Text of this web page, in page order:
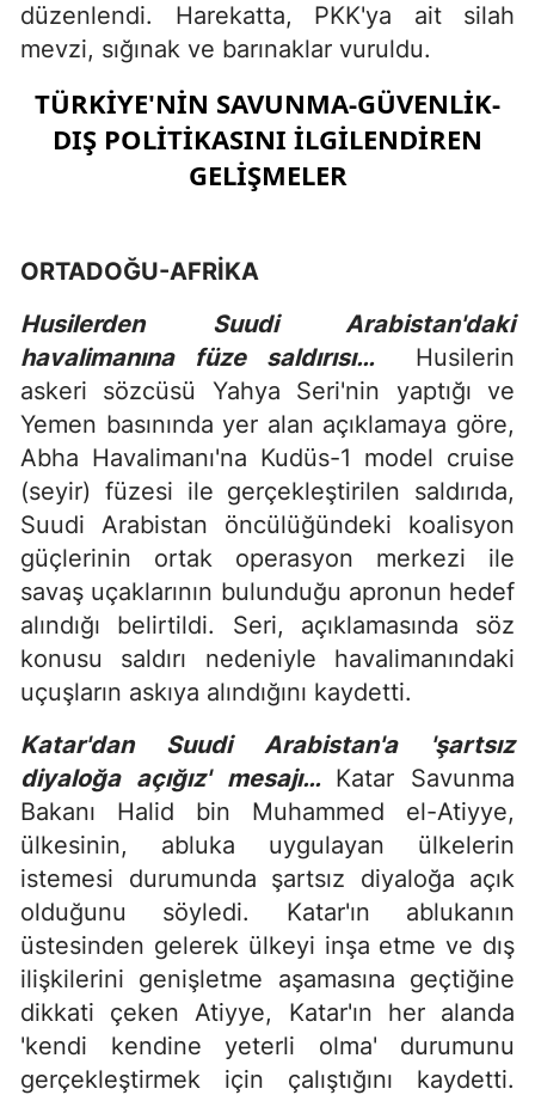
düzenlendi. Harekatta, PKK'ya ait silah
mevzi, sığınak ve barınaklar vuruldu.
TÜRKİYE'NİN SAVUNMA-GÜVENLİK-
DIŞ POLİTİKASINI İLGİLENDİREN
GELİŞMELER
ORTADOĞU-AFRİKA
Husilerden Suudi Arabistan'daki
havalimanına füze saldırısı… Husilerin
askeri sözcüsü Yahya Seri'nin yaptığı ve
Yemen basınında yer alan açıklamaya göre,
Abha Havalimanı'na Kudüs-1 model cruise
(seyir) füzesi ile gerçekleştirilen saldırıda,
Suudi Arabistan öncülüğündeki koalisyon
güçlerinin ortak operasyon merkezi ile
savaş uçaklarının bulunduğu apronun hedef
alındığı belirtildi. Seri, açıklamasında söz
konusu saldırı nedeniyle havalimanındaki
uçuşların askıya alındığını kaydetti.
Katar'dan Suudi Arabistan'a 'şartsız
diyaloğa açığız' mesajı… Katar Savunma
Bakanı Halid bin Muhammed el-Atiyye,
ülkesinin, abluka uygulayan ülkelerin
istemesi durumunda şartsız diyaloğa açık
olduğunu söyledi. Katar'ın ablukanın
üstesinden gelerek ülkeyi inşa etme ve dış
ilişkilerini genişletme aşamasına geçtiğine
dikkati çeken Atiyye, Katar'ın her alanda
'kendi kendine yeterli olma' durumunu
gerçekleştirmek için çalıştığını kaydetti.